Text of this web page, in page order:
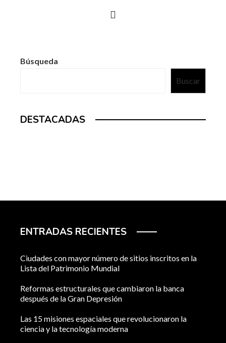
Búsqueda
Buscar
DESTACADAS
ENTRADAS RECIENTES
Ciudades con mayor número de sitios inscritos en la
Lista del Patrimonio Mundial
Reformas estructurales que cambiaron la banca
después de la Gran Depresión
Las 15 misiones espaciales que revolucionaron la
ciencia y la tecnología moderna